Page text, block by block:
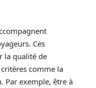
Ces
la qualité de
critères comme la
Par exemple, être à